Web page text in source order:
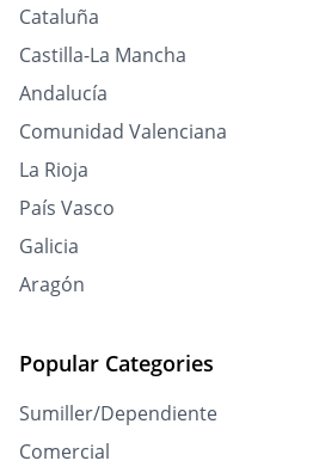
Cataluña
Castilla-La Mancha
Andalucía
Comunidad Valenciana
La Rioja
País Vasco
Galicia
Aragón
Popular Categories
Sumiller/Dependiente
Comercial